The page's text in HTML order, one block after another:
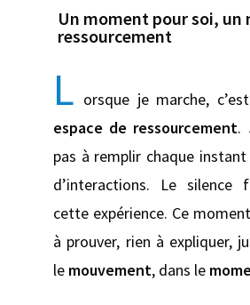
Un moment pour soi, un
ressourcement
L orsque je marche,
espace de ressourcement.
pas à remplir chaque
d’interactions. Le
cette expérience. Ce
à prouver, rien à expliquer,
le mouvement, dans le